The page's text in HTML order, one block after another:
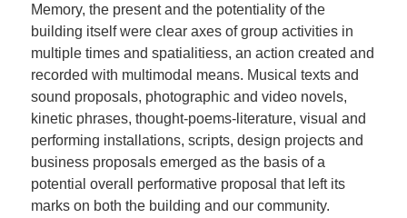
Memory, the present and the potentiality of the
building itself were clear axes of group activities in
multiple times and spatialitiess, an action created and
recorded with multimodal means. Musical texts and
sound proposals, photographic and video novels,
kinetic phrases, thought-poems-literature, visual and
performing installations, scripts, design projects and
business proposals emerged as the basis of a
potential overall performative proposal that left its
marks on both the building and our community.